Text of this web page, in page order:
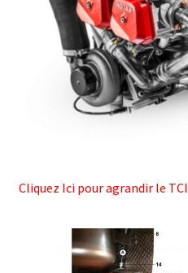
Cliquez Ici pour agrandir le TCI